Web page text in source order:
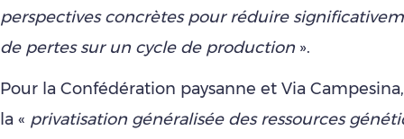
perspectives concrètes pour réduire
de pertes sur un cycle de production ».
Pour la Confédération paysanne et Via
la « privatisation généralisée des ressources